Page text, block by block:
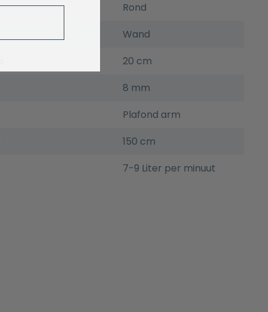
Rond
Wand
20 cm
8 mm
Plafond arm
150 cm
7-9 Liter per minuut